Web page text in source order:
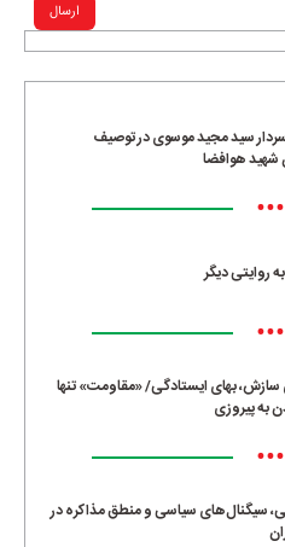
سید مجید موسوی در توصیف
شهید هوافضا
•••
روایتی دیگر
•••
بهای ایستادگی/ «مقاومت» تنها
به پیروزی
•••
سیگنال‌های سیاسی و منطق مذاکره در
ارسال